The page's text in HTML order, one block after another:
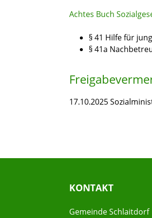
Achtes Buch
§ 41 Hilfe für
§ 41a
17.10.2025
KONTAKT
Gemeinde Schlaitdorf